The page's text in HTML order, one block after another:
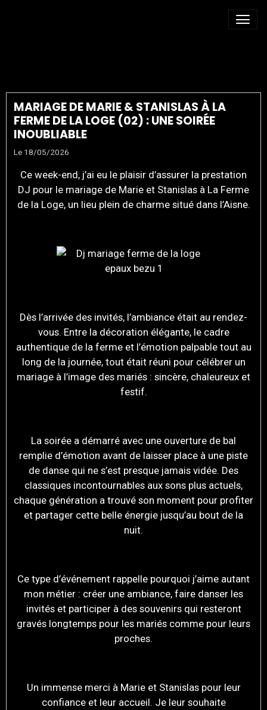
MARIAGE DE MARIE & STANISLAS À LA
FERME DE LA LOGE (02) : UNE SOIRÉE
INOUBLIABLE
Le 18/05/2026
Ce week-end, j’ai eu le plaisir d’assurer la prestation
DJ pour le mariage de Marie et Stanislas à La Ferme
de la Loge, un lieu plein de charme situé dans l’Aisne.
Dès l’arrivée des invités, l’ambiance était au rendez-
vous. Entre la décoration élégante, le cadre
authentique de la ferme et l’émotion palpable tout au
long de la journée, tout était réuni pour célébrer un
mariage à l’image des mariés : sincère, chaleureux et
festif.
La soirée a démarré avec une ouverture de bal
remplie d’émotion avant de laisser place à une piste
de danse qui ne s’est presque jamais vidée. Des
classiques incontournables aux sons plus actuels,
chaque génération a trouvé son moment pour profiter
et partager cette belle énergie jusqu’au bout de la
nuit.
Ce type d’événement rappelle pourquoi j’aime autant
mon métier : créer une ambiance, faire danser les
invités et participer à des souvenirs qui resteront
gravés longtemps pour les mariés comme pour leurs
proches.
Un immense merci à Marie et Stanislas pour leur
confiance et leur accueil. Je leur souhaite